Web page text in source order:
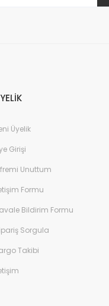
Üyelik
Girişi
Unuttum
Formu
Bildirim Formu
Sorgula
Takibi